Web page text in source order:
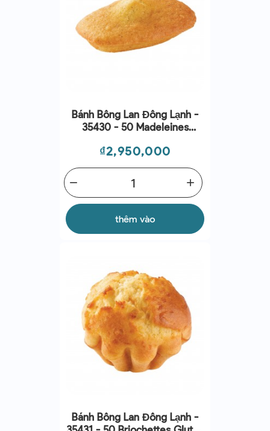
Bánh Bông Lan Đông Lạnh -
35430 - 50 Madeleines
Giá
₫2,950,000
add
remove
thêm vào
Bánh Bông Lan Đông Lạnh -